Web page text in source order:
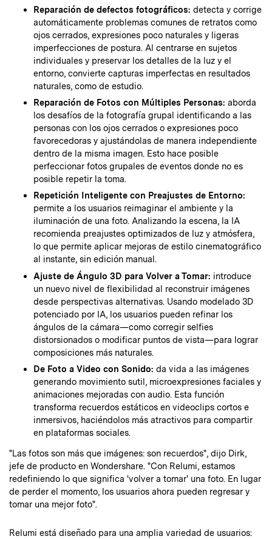
Reparación de defectos fotográficos: detecta y corrige
automáticamente problemas comunes de retratos como
ojos cerrados, expresiones poco naturales y ligeras
imperfecciones de postura. Al centrarse en sujetos
individuales y preservar los detalles de la luz y el
entorno, convierte capturas imperfectas en resultados
naturales, como de estudio.
Reparación de Fotos con Múltiples Personas: aborda
los desafíos de la fotografía grupal identificando a las
personas con los ojos cerrados o expresiones poco
favorecedoras y ajustándolas de manera independiente
dentro de la misma imagen. Esto hace posible
perfeccionar fotos grupales de eventos donde no es
posible repetir la toma.
Repetición Inteligente con Preajustes de Entorno:
permite a los usuarios reimaginar el ambiente y la
iluminación de una foto. Analizando la escena, la IA
recomienda preajustes optimizados de luz y atmósfera,
lo que permite aplicar mejoras de estilo cinematográfico
al instante, sin edición manual.
Ajuste de Ángulo 3D para Volver a Tomar: introduce
un nuevo nivel de flexibilidad al reconstruir imágenes
desde perspectivas alternativas. Usando modelado 3D
potenciado por IA, los usuarios pueden refinar los
ángulos de la cámara—como corregir selfies
distorsionados o modificar puntos de vista—para lograr
composiciones más naturales.
De Foto a Video con Sonido: da vida a las imágenes
generando movimiento sutil, microexpresiones faciales y
animaciones mejoradas con audio. Esta función
transforma recuerdos estáticos en videoclips cortos e
inmersivos, haciéndolos más atractivos para compartir
en plataformas sociales.
"Las fotos son más que imágenes: son recuerdos", dijo Dirk,
jefe de producto en Wondershare. "Con Relumi, estamos
redefiniendo lo que significa 'volver a tomar' una foto. En lugar
de perder el momento, los usuarios ahora pueden regresar y
tomar una mejor foto".
Relumi está diseñado para una amplia variedad de usuarios: